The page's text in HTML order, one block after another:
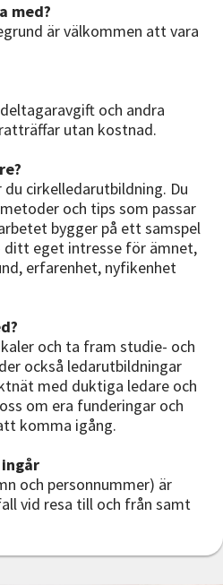
med?
är välkommen att vara
och andra
utan kostnad.
du cirkelledarutbildning. Du
och tips som passar
bygger på ett samspel
ditt eget intresse för ämnet,
erfarenhet, nyfikenhet
och ta fram studie- och
också ledarutbildningar
med duktiga ledare och
om era funderingar och
komma igång.
och personnummer) är
vid resa till och från samt